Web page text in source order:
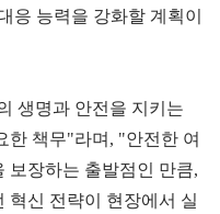
응 능력을 강화할 계획이
생명과 안전을 지키는
한 책무"라며, "안전한 여
보장하는 출발점인 만큼,
혁신 전략이 현장에서 실